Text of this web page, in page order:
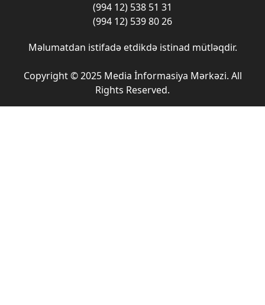
(994 12) 538 51 31
(994 12) 539 80 26
Məlumatdan istifadə etdikdə istinad mütləqdir.
Copyright © 2025 Media İnformasiya Mərkəzi. All
Rights Reserved.